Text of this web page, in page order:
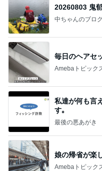
中ちゃんのブロ
毎日のヘアセ
Amebaトピック
私達が何も言
す｡
最後の悪あがき
娘の帰省が楽
Amebaトピック